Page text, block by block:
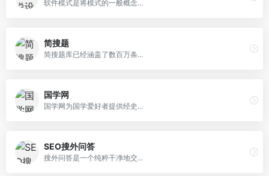
软件模式是将模式的一般概念...
简搜题
简搜题库已经涵盖了数百万条...
国学网
国学网为国学爱好者提供经史...
SEO搜外问答
搜外问答是一个纯粹干净地交...